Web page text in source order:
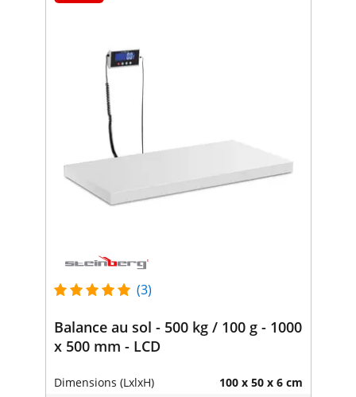
(3)
Balance au sol - 500 kg / 100 g - 1000
x 500 mm - LCD
Dimensions (LxlxH) 100 x 50 x 6 cm